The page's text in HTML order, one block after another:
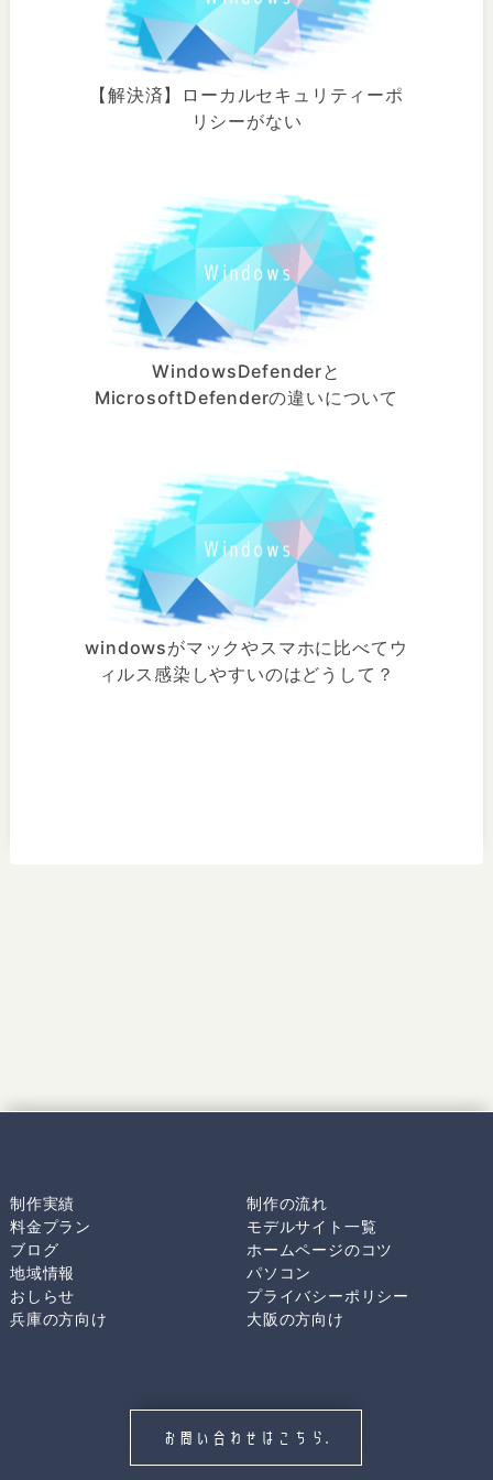
【解決済】ローカルセキュリティーポ
リシーがない
WindowsDefenderと
MicrosoftDefenderの違いについて
windowsがマックやスマホに比べてウ
ィルス感染しやすいのはどうして？
制作実績
制作の流れ
料金プラン
モデルサイト一覧
ブログ
ホームページのコツ
地域情報
パソコン
おしらせ
プライバシーポリシー
兵庫の方向け
大阪の方向け
お問い合わせはこちら.